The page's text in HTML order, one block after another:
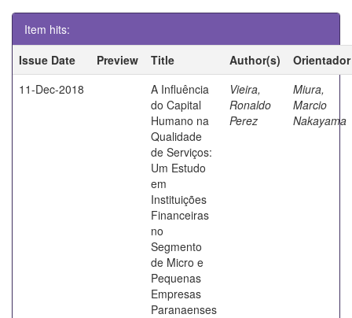
Item hits:
Issue Date
Preview Title Author(s)
Orientador
11-Dec-2018
A Influência
do Capital
Humano na
Qualidade
de Serviços:
Um Estudo
em
Instituições
Financeiras
no
Segmento
de Micro e
Pequenas
Empresas
Paranaenses
Vieira,
Ronaldo
Perez
Miura,
Marcio
Nakayama